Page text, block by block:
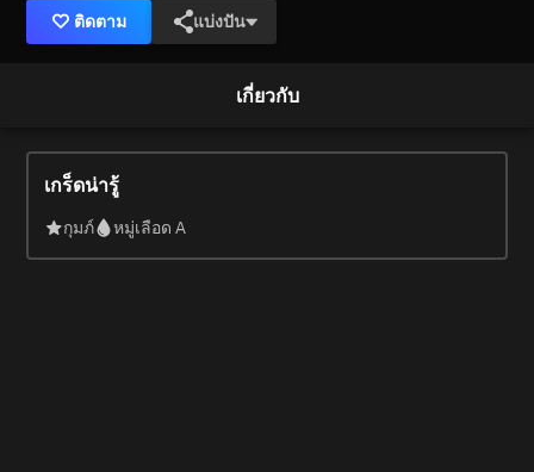
ติดตาม แบ่งปัน
เกี่ยวกับ
เกร็ดน่ารู้
กุมภ์ หมู่เลือด A